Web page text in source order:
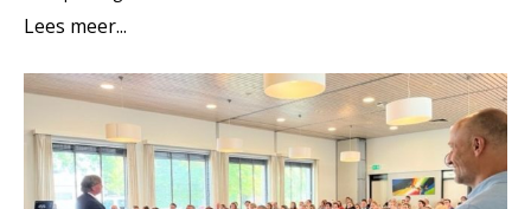
Lees meer...